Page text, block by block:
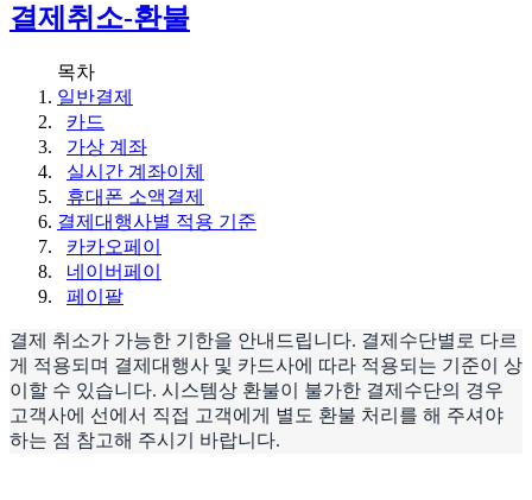
결제취소-환불
목차
일반결제
카드
가상 계좌
실시간 계좌이체
휴대폰 소액결제
결제대행사별 적용 기준
카카오페이
네이버페이
페이팔
결제 취소가 가능한 기한을 안내드립니다. 결제수단별로 다르
게 적용되며 결제대행사 및 카드사에 따라 적용되는 기준이 상
이할 수 있습니다. 시스템상 환불이 불가한 결제수단의 경우
고객사에 선에서 직접 고객에게 별도 환불 처리를 해 주셔야
하는 점 참고해 주시기 바랍니다.